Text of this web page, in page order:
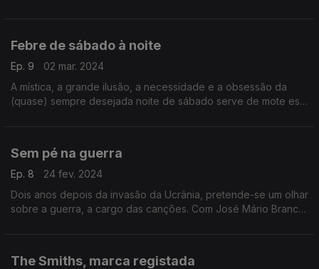
Febre de sábado à noite
Ep. 9
02 mar. 2024
A mística, a grande ilusão, a necessidade e a obsessão da
(quase) sempre desejada noite de sábado serve de mote esta
Sem pé na guerra
Ep. 8
24 fev. 2024
Dois anos depois da invasão da Ucrânia, pretende-se um olhar
sobre a guerra, a cargo das canções. Com José Mário Branco,
The Smiths, marca registada